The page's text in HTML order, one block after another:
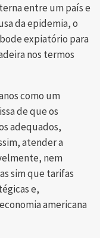
entre um país e
da epidemia, o
expiatório para
nos termos
como um
de que os
adequados,
atender a
nem
sim que tarifas
e,
americana